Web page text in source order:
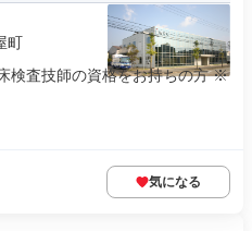
町
検査技師の資格をお持ちの方 ※
気になる